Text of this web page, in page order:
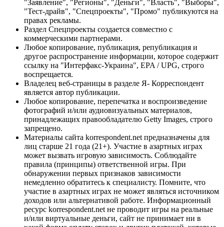
"Заявление", "Регионы", "Деньги", "Власть", "Выборы",
"Тест-драйв", "Спецпроекты", "Промо" публикуются на
правах рекламы.
Раздел Спецпроекты создается совместно с
коммерческими партнерами.
Любое копирование, публикация, републикация и
другое распространение информации, которое содержит
ссылку на "Интерфакс-Украина", EPA / UPG, строго
воспрещается.
Владелец веб-страницы в разделе Я- Корреспондент
является автор публикации.
Любое копирование, перепечатка и воспроизведение
фотографий и/или аудиовизуальных материалов,
принадлежащих правообладателю Getty Images, строго
запрещено.
Материалы сайта korrespondent.net предназначены для
лиц старше 21 года (21+). Участие в азартных играх
может вызвать игровую зависимость. Соблюдайте
правила (принципы) ответственной игры. При
обнаружении первых признаков зависимости
немедленно обратитесь к специалисту. Помните, что
участие в азартных играх не может являться источником
доходов или альтернативой работе. Информационный
ресурс korrespondent.net не проводит игры на реальные
и/или виртуальные деньги, сайт не принимает ни в